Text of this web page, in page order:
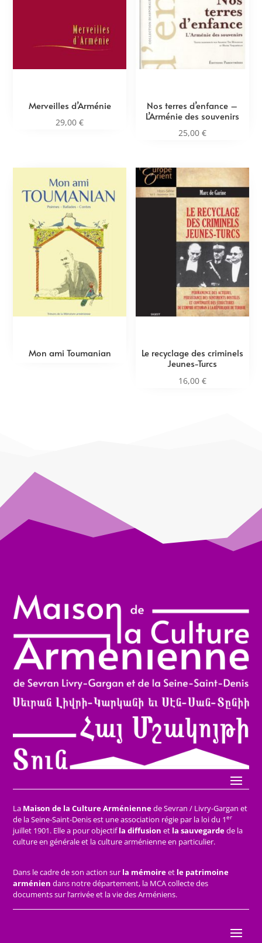
Merveilles d’Arménie
29,00€
Nos terres d’enfance –
L’Arménie des souvenirs
25,00 €
Mon ami Toumanian
Le recyclage des criminels
Jeunes-Turcs
16,00 €
La Maison de la Culture Arméniennede Sevran / Livry-Gargan et
de la Seine-Saint-Denis est une association régie par la loi du 1er
juillet 1901. Elle a pour objectifla diffusion et la sauvegardede la
culture en générale et la culture arménienne en particulier.
Dans le cadre de son action sur la mémoireet le patrimoine
arménien dans notre département, la MCA collecte des
documents sur l’arrivée et la vie des Arméniens.